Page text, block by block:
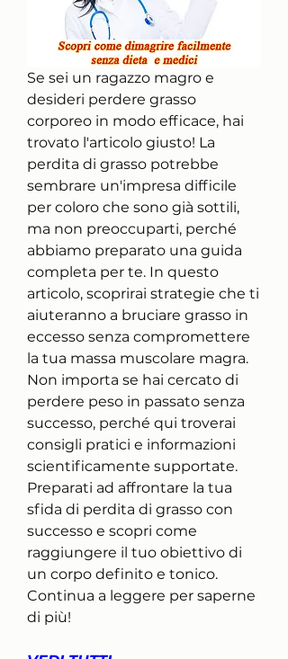
Se sei un ragazzo magro e
desideri perdere grasso
corporeo in modo efficace, hai
trovato l'articolo giusto! La
perdita di grasso potrebbe
sembrare un'impresa difficile
per coloro che sono già sottili,
ma non preoccuparti, perché
abbiamo preparato una guida
completa per te. In questo
articolo, scoprirai strategie che ti
aiuteranno a bruciare grasso in
eccesso senza compromettere
la tua massa muscolare magra.
Non importa se hai cercato di
perdere peso in passato senza
successo, perché qui troverai
consigli pratici e informazioni
scientificamente supportate.
Preparati ad affrontare la tua
sfida di perdita di grasso con
successo e scopri come
raggiungere il tuo obiettivo di
un corpo definito e tonico.
Continua a leggere per saperne
di più!